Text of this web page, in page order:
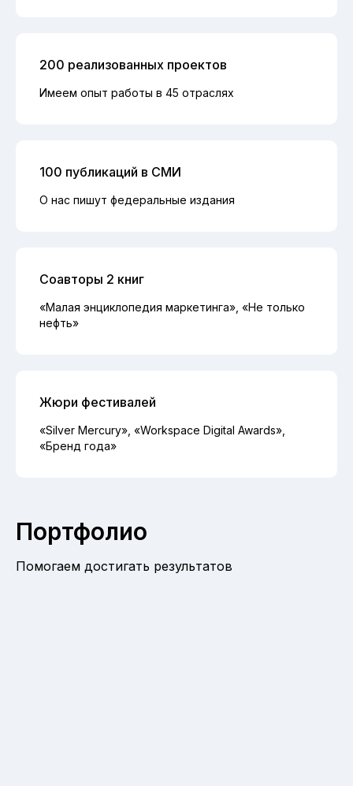
200 реализованных проектов
Имеем опыт работы в 45 отраслях
100 публикаций в СМИ
О нас пишут федеральные издания
Соавторы 2 книг
«Малая энциклопедия маркетинга», «Не только
нефть»
Жюри фестивалей
«Silver Mercury», «Workspace Digital Awards»,
«Бренд года»
Портфолио
Помогаем достигать результатов